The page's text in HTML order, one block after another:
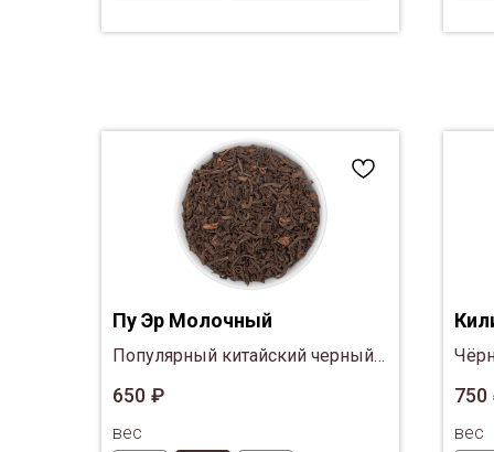
Пу Эр Молочный
Популярный китайский черный
провинции Юннань.
650 ₽
вес
750
вес